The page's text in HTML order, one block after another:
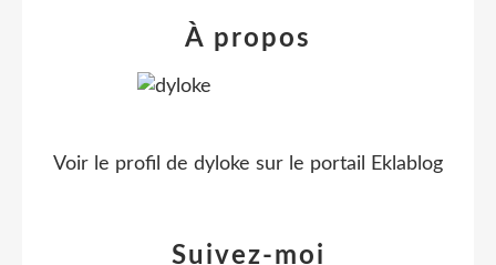
Suivez-moi
À propos
Voir le profil de dyloke sur le portail Eklablog